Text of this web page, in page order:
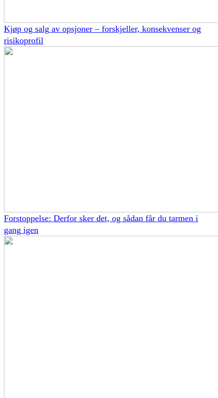
Kjøp og salg av opsjoner – forskjeller, konsekvenser og
risikoprofil
Forstoppelse: Derfor sker det, og sådan får du tarmen i
gang igen